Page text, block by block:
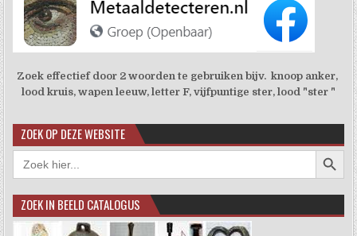
Zoek effectief door 2 woorden te gebruiken bijv. knoop anker,
lood kruis, wapen leeuw, letter F, vijfpuntige ster, lood "ster "
ZOEK OP DEZE WEBSITE
Zoek
naar:
ZOEK IN BEELD CATALOGUS